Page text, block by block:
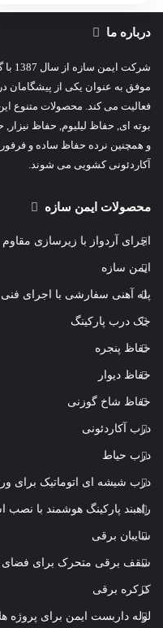
درباره ما
موفق به عنوان یکی از پیشگامان
فعالیت می کند. محصولات
بوته ای, حفاظ لیلیوم, حفاظ
و همچنین نرده حفاظ ساده و
آکاردئونی کشویی می شوند.
محصولات ایمن سازه
اجرای آردواز با زیرسازی مقاوم
ایمن سازه
پله آهنی سفارشی با اجرای فنی
جک درب پارکینگ
حفاظ پنجره
حفاظ دیوار
حفاظ شاخ گوزنی
درب آکاردئونی
درب حیاط
درب شیشه ای اتوماتیک برای
راهبند پارکینگ هوشمند با نصب
سایبان برقی
سقف برقی متحرک برای فضای
کرکره برقی
لوله داربست ایمن برای پروژه